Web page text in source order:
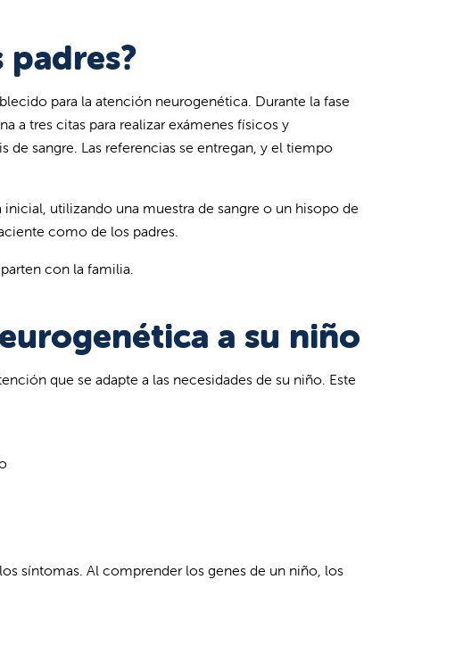
para la atención neurogenética. Durante la fase
a tres citas para realizar exámenes físicos y
de sangre. Las referencias se entregan, y el tiempo
utilizando una muestra de sangre o un hisopo de
como de los padres.
con la familia.
a su niño
que se adapte a las necesidades de su niño. Este
síntomas. Al comprender los genes de un niño, los